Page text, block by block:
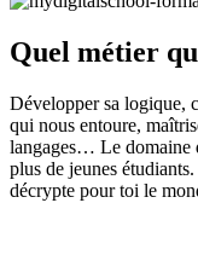
Quel métier
Développer sa logique,
qui nous entoure,
langages… Le domaine
plus de jeunes étudiants.
décrypte pour toi le